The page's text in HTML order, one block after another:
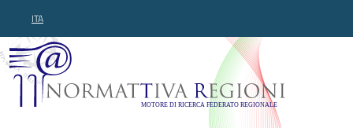
ITA